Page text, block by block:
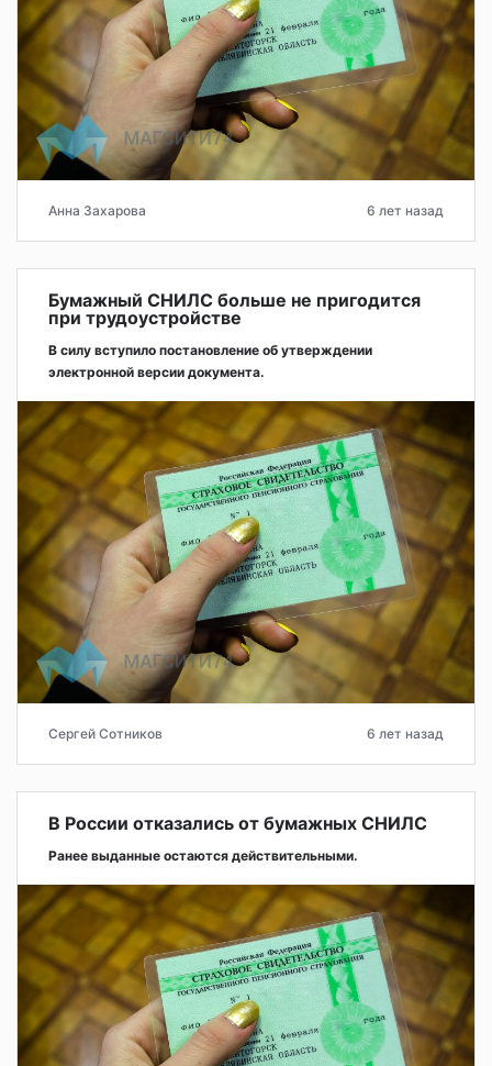
Анна Захарова 6 лет назад
Бумажный СНИЛС больше не пригодится
при трудоустройстве
В силу вступило постановление об утверждении
электронной версии документа.
Сергей Сотников 6 лет назад
В России отказались от бумажных СНИЛС
Ранее выданные остаются действительными.